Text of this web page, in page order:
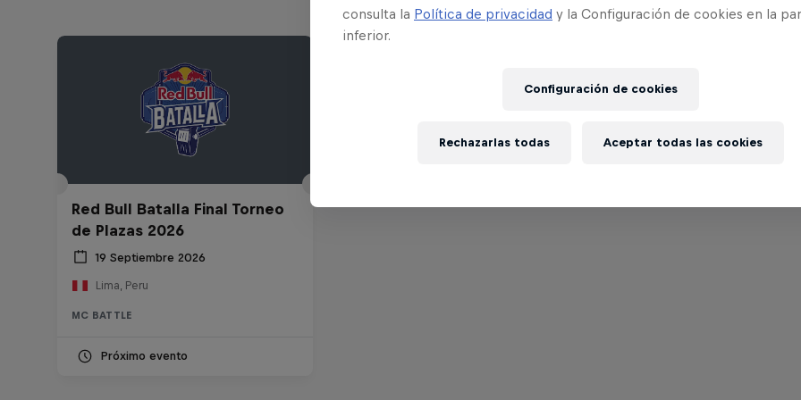
Red Bull Batalla Final Torneo
de Plazas 2026
19 Septiembre 2026
Lima, Peru
MC BATTLE
Próximo evento
consulta la Política de privacidad y la Configuración de cookies en la
inferior.
Configuración de cookies
Rechazarlas todas Aceptar todas las cookies